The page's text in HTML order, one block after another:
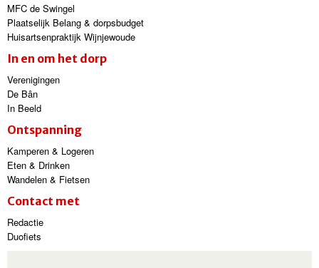
MFC de Swingel
Plaatselijk Belang & dorpsbudget
Huisartsenpraktijk Wijnjewoude
In en om het dorp
Verenigingen
De Bân
In Beeld
Ontspanning
Kamperen & Logeren
Eten & Drinken
Wandelen & Fietsen
Contact met
Redactie
Duofiets